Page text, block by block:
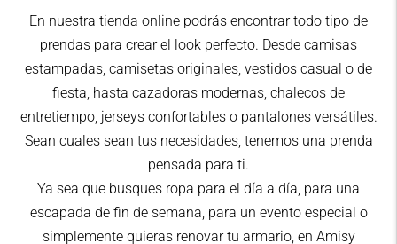
En nuestra tienda online podrás encontrar todo tipo de
prendas para crear el look perfecto. Desde camisas
estampadas, camisetas originales, vestidos casual o de
fiesta, hasta cazadoras modernas, chalecos de
entretiempo, jerseys confortables o pantalones versátiles.
Sean cuales sean tus necesidades, tenemos una prenda
pensada para ti.
Ya sea que busques ropa para el día a día, para una
escapada de fin de semana, para un evento especial o
simplemente quieras renovar tu armario, en Amisy